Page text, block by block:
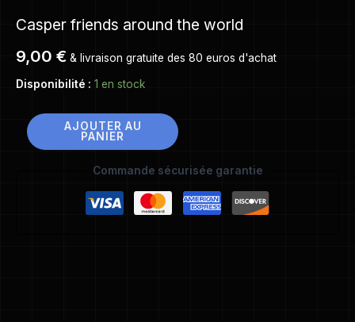
Casper friends around the world
9,00 € & livraison gratuite des 80 euros d'achat
Disponibilité : 1 en stock
AJOUTER AU
PANIER
Commande sécurisée garantie